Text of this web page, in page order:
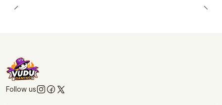
Follow us